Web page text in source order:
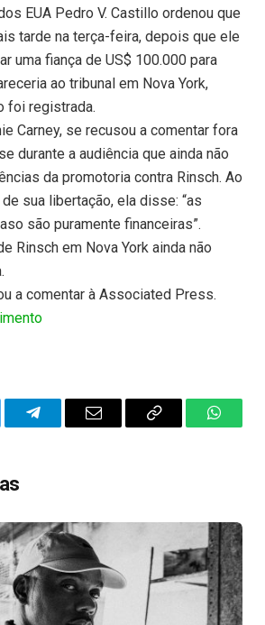
EUA Pedro V. Castillo ordenou que
tarde na terça-feira, depois que ele
uma fiança de US$ 100.000 para
ao tribunal em Nova York,
foi registrada.
Carney, se recusou a comentar fora
durante a audiência que ainda não
da promotoria contra Rinsch. Ao
sua libertação, ela disse: “as
são puramente financeiras”.
Rinsch em Nova York ainda não
a comentar à Associated Press.
TelegramEmail
Copy